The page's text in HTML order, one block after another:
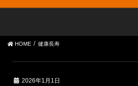
HOME 健康長寿
2026年1月1日